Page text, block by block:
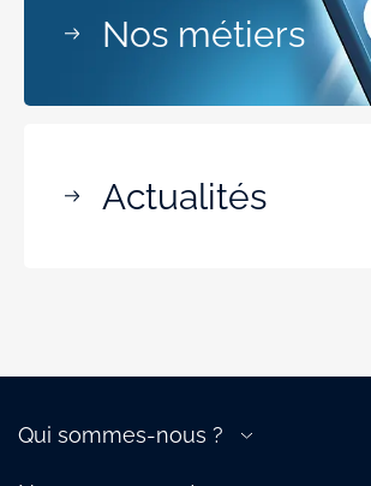
Nos métiers
Actualités
Qui sommes-nous ?